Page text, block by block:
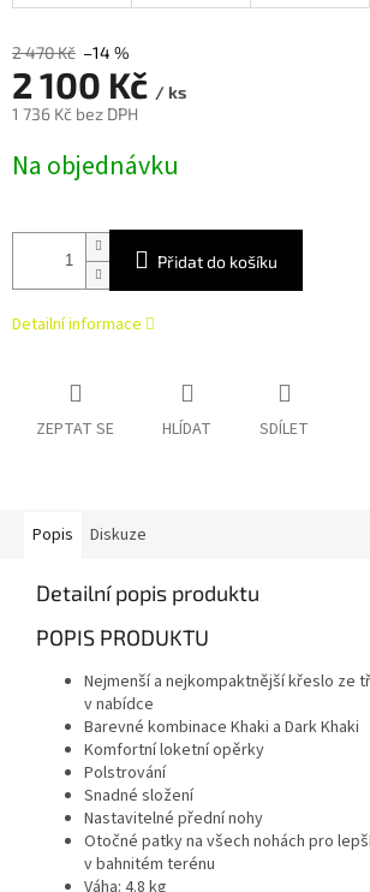
2 470 Kč –14 %
2 100 Kč / ks
1 736 Kč bez DPH
cena:
Na objednávku
Přidat do košíku
Detailní informace
ZEPTAT SE HLÍDAT SDÍLET
Popis Diskuze
Detailní popis produktu
POPIS PRODUKTU
Nejmenší a nejkompaktnější křeslo ze
v nabídce
Barevné kombinace Khaki a Dark Khaki
Komfortní loketní opěrky
Polstrování
Snadné složení
Nastavitelné přední nohy
Otočné patky na všech nohách pro
v bahnitém terénu